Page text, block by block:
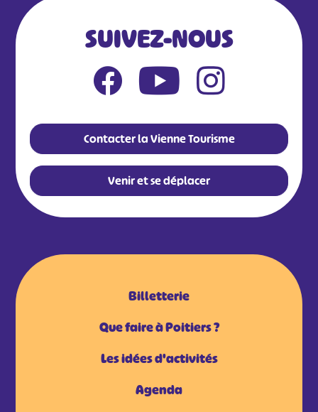
SUIVEZ-NOUS
Contacter la Vienne Tourisme
Venir et se déplacer
Billetterie
Que faire à Poitiers ?
Les idées d'activités
Agenda